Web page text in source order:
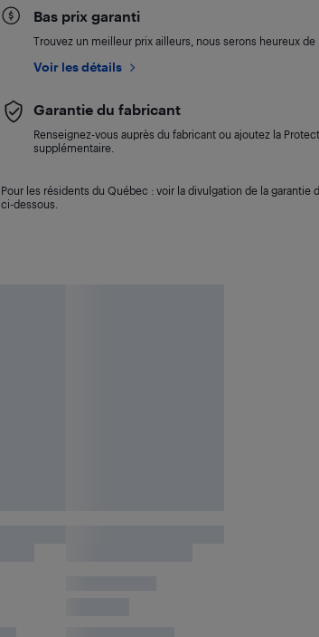
Bas prix garanti
Trouvez un meilleur prix ailleurs, nous serons heureux de
Voir les détails
Garantie du fabricant
Renseignez-vous auprès du fabricant ou ajoutez la
supplémentaire.
Pour les résidents du Québec : voir la divulgation de la
ci-dessous.